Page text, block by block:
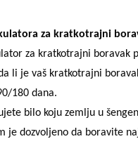
za kratkotrajni
za kratkotrajni boravak
li je vaš kratkotrajni
180 dana.
bilo koju zemlju u
je dozvoljeno da boravite